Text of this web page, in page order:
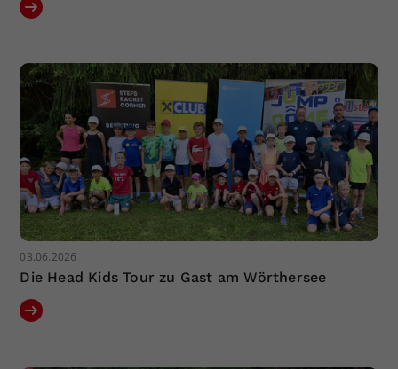
03.06.2026
Die Head Kids Tour zu Gast am Wörthersee